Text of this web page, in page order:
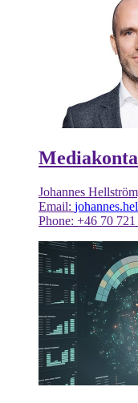
Johannes
Email:
Phone: +46 70